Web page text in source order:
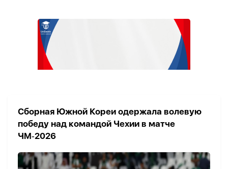
Сборная Южной Кореи одержала волевую
победу над командой Чехии в матче
ЧМ‑2026